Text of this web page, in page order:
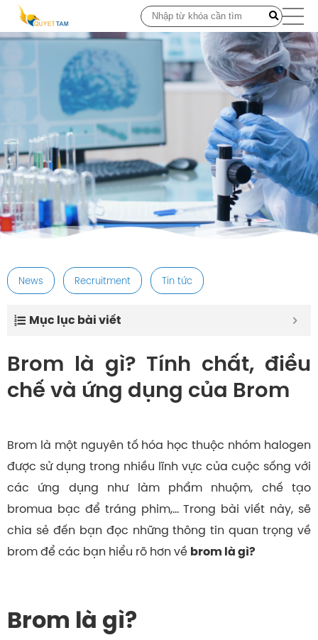
post
News Recruitment Tin tức
Mục lục bài viết
Brom là gì? Tính chất, điều
chế và ứng dụng của Brom
Brom là một nguyên tố hóa học thuộc nhóm halogen
được sử dụng trong nhiều lĩnh vực của cuộc sống với
các ứng dụng như làm phẩm nhuộm, chế tạo
bromua bạc để tráng phim,… Trong bài viết này, sẽ
chia sẻ đến bạn đọc những thông tin quan trọng về
brom để các bạn hiểu rõ hơn về brom là gì?
Brom là gì?